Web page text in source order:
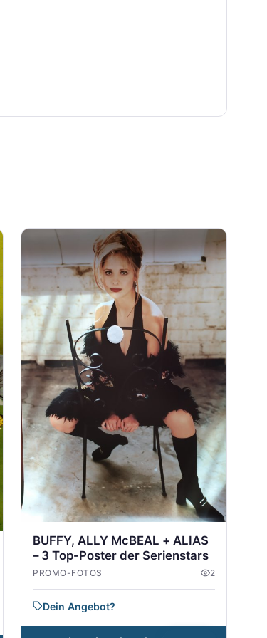
BUFFY, ALLY McBEAL + ALIAS
– 3 Top-Poster der Serienstars
PROMO-FOTOS 2
Dein Angebot?